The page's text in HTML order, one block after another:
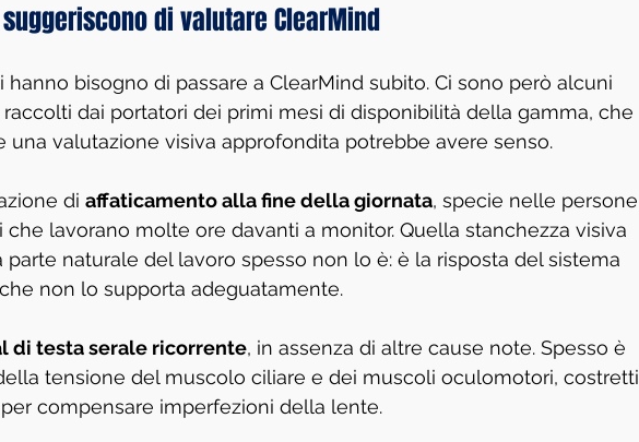
di valutare ClearMind
bisogno di passare a ClearMind subito. Ci sono però alcuni
dai portatori dei primi mesi di disponibilità della gamma, che
una valutazione visiva approfondita potrebbe avere senso.
di affaticamento alla fine della giornata, specie nelle persone
che lavorano molte ore davanti a monitor. Quella stanchezza visiva
parte naturale del lavoro spesso non lo è: è la risposta del sistema
non lo supporta adeguatamente.
di testa serale ricorrente, in assenza di altre cause note. Spesso è
tensione del muscolo ciliare e dei muscoli oculomotori, costretti
compensare imperfezioni della lente.